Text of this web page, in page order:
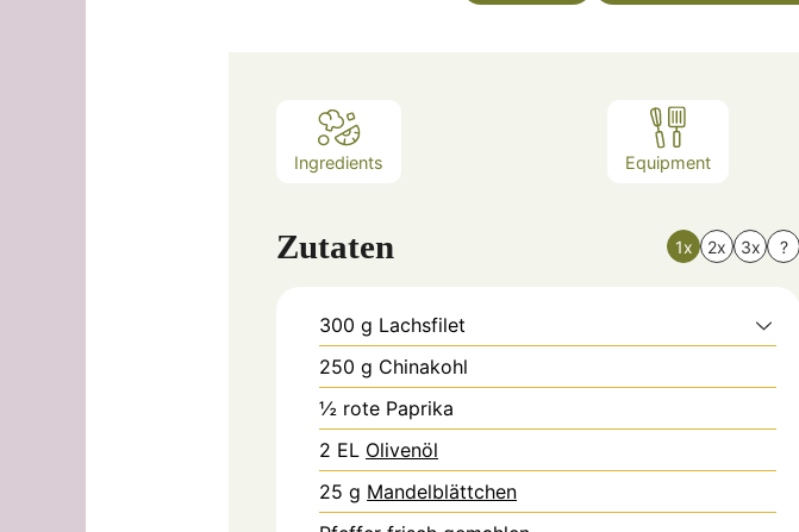
Ingredients Equipment
Zutaten 1x 2x 3x ?
300 g Lachsfilet
250 g Chinakohl
½ rote Paprika
2 EL Olivenöl
25 g Mandelblättchen